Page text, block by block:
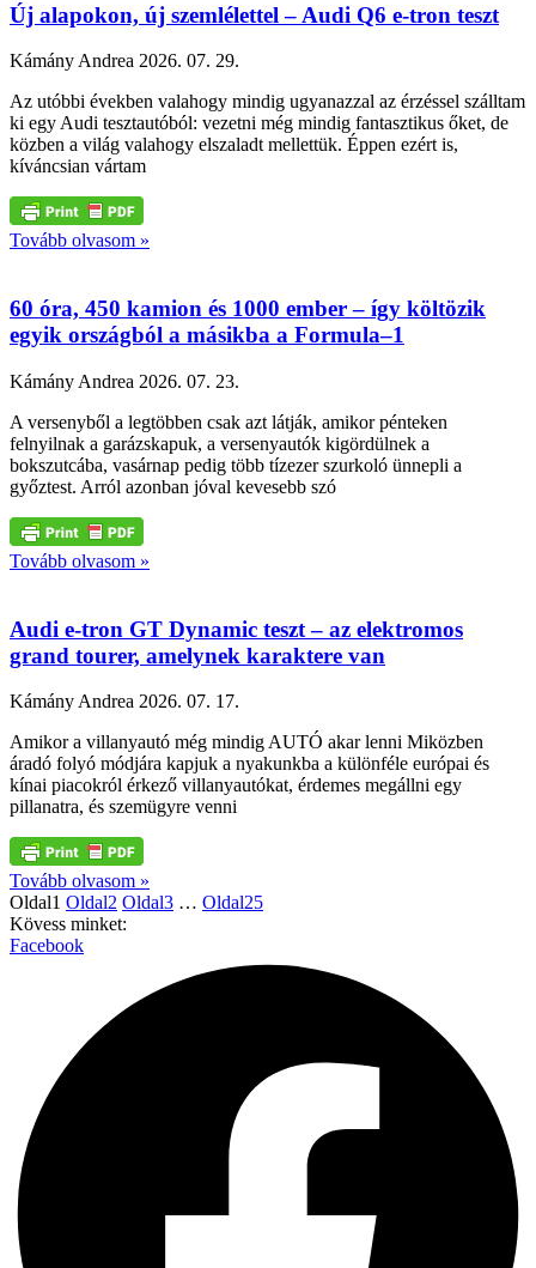
Új alapokon, új szemlélettel – Audi Q6 e-tron teszt
Kámány Andrea 2026. 07. 29.
Az utóbbi években valahogy mindig ugyanazzal az érzéssel szálltam
ki egy Audi tesztautóból: vezetni még mindig fantasztikus őket, de
közben a világ valahogy elszaladt mellettük. Éppen ezért is,
kíváncsian vártam
Tovább olvasom »
60 óra, 450 kamion és 1000 ember – így költözik
egyik országból a másikba a Formula–1
Kámány Andrea 2026. 07. 23.
A versenyből a legtöbben csak azt látják, amikor pénteken
felnyilnak a garázskapuk, a versenyautók kigördülnek a
bokszutcába, vasárnap pedig több tízezer szurkoló ünnepli a
győztest. Arról azonban jóval kevesebb szó
Tovább olvasom »
Audi e-tron GT Dynamic teszt – az elektromos
grand tourer, amelynek karaktere van
Kámány Andrea 2026. 07. 17.
Amikor a villanyautó még mindig AUTÓ akar lenni Miközben
áradó folyó módjára kapjuk a nyakunkba a különféle európai és
kínai piacokról érkező villanyautókat, érdemes megállni egy
pillanatra, és szemügyre venni
Tovább olvasom »
Oldal1 Oldal2 Oldal3 … Oldal25
Kövess minket:
Facebook